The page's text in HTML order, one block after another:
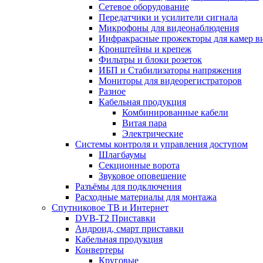
Сетевое оборудование
Передатчики и усилители сигнала
Микрофоны для видеонаблюдения
Инфракрасные прожекторы для камер
Кронштейны и крепеж
Фильтры и блоки розеток
ИБП и Стабилизаторы напряжения
Мониторы для видеорегистраторов
Разное
Кабельная продукция
Комбинированные кабели
Витая пара
Электрические
Системы контроля и управления доступом
Шлагбаумы
Секционные ворота
Звуковое оповещение
Разъёмы для подключения
Расходные материалы для монтажа
Спутниковое ТВ и Интернет
DVB-Т2 Приставки
Андроид, смарт приставки
Кабельная продукция
Конвертеры
Круговые